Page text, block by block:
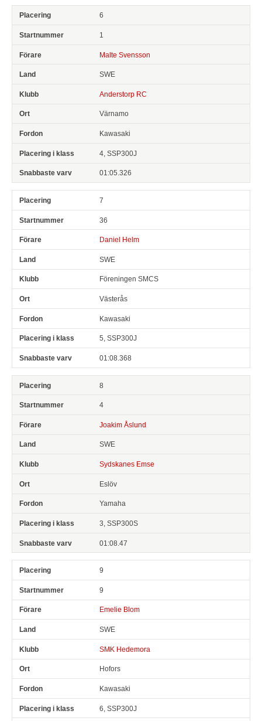
6
1
Malte Svensson
SWE
Anderstorp RC
Värnamo
Kawasaki
4, SSP300J
01:05.326
7
36
Daniel Helm
SWE
Föreningen SMCS
Västerås
Kawasaki
5, SSP300J
01:08.368
8
4
Joakim Åslund
SWE
Sydskanes Emse
Eslöv
Yamaha
3, SSP300S
01:08.47
9
9
Emelie Blom
SWE
SMK Hedemora
Hofors
Kawasaki
6, SSP300J